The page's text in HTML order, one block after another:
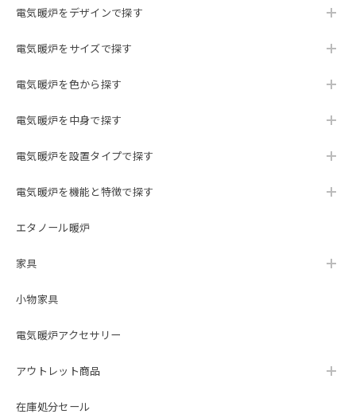
電気暖炉をデザインで探す
電気暖炉をサイズで探す
電気暖炉を色から探す
電気暖炉を中身で探す
電気暖炉を設置タイプで探す
電気暖炉を機能と特徴で探す
エタノール暖炉
家具
小物家具
電気暖炉アクセサリー
アウトレット商品
在庫処分セール
われる短めの毛のようなものがいくつか付いていました。埃
で取れません。埃のように見え、その点は少し残念です。
23インチ 遠赤外線３D電気暖炉 ラニントン ブラウン＆アンティークシルバー / ロイドグランデ / 送料、開梱・組立・設置無料 / LLOYD GRANDE / ハイグレード電気暖炉シリーズ
delivered exactly when it was supposed to be and installed
professionally. I will be recommending Lloyd Grande from
fireplace. 暖炉は素晴らしく、見た目も素晴らしいです！ 予
ックスフォード コレクションのロイド グランデを、暖炉が
この度は当ショップをご利用いただき誠にあり
足いただけましたこと、大変嬉しく存じます。
末永くご愛用いただければ幸いでございます。